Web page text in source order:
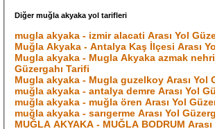
Diğer muğla akyaka yol tarifleri
mugla akyaka - izmir alacati Arası Yol
Muğla Akyaka - Antalya Kaş İlçesi Arası
Mugla akyaka - Mugla Akyaka azmak nehri
Güzergahı Tarifi
Mugla akyaka - Mugla guzelkoy Arası Yol
muğla akyaka - antalya demre Arası Yol
muğla akyaka - muğla ören Arası Yol
muğla akyaka - sarıgerme Arası Yol
MUĞLA AKYAKA - MUĞLA BODRUM